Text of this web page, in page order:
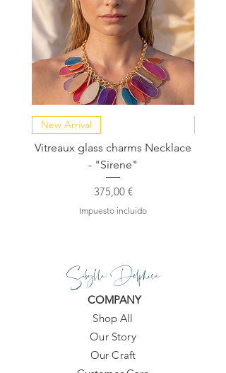
New Arrival
Vitreaux glass charms Necklace
- "Sirene"
Precio
375,00 €
Impuesto incluido
Sibylla Delphica
COMPANY
Shop All
Our Story
Our Craft